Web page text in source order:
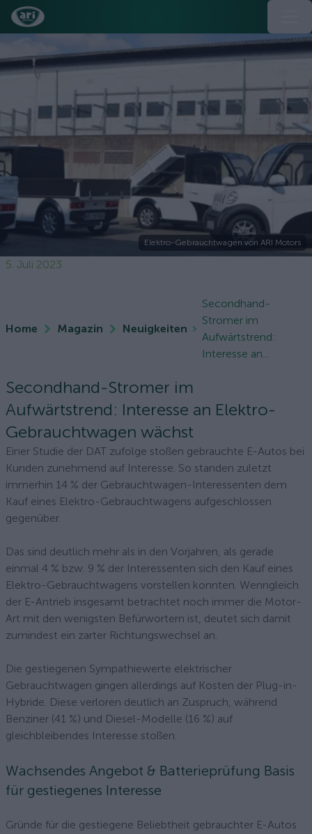
Elektro-Gebrauchtwagen von ARI Motors
5. Juli 2023
Home Magazin Neuigkeiten
Secondhand-
Stromer im
Aufwärtstrend:
Interesse an...
Secondhand-Stromer im
Aufwärtstrend: Interesse an Elektro-
Gebrauchtwagen wächst
Einer Studie der DAT zufolge stoßen gebrauchte E-Autos bei
Kunden zunehmend auf Interesse. So standen zuletzt
immerhin 14 % der Gebrauchtwagen-Interessenten dem
Kauf eines Elektro-Gebrauchtwagens aufgeschlossen
gegenüber.
Das sind deutlich mehr als in den Vorjahren, als gerade
einmal 4 % bzw. 9 % der Interessenten sich den Kauf eines
Elektro-Gebrauchtwagens vorstellen konnten. Wenngleich
der E-Antrieb insgesamt betrachtet noch immer die Motor-
Art mit den wenigsten Befürwortern ist, deutet sich damit
zumindest ein zarter Richtungswechsel an.
Die gestiegenen Sympathiewerte elektrischer
Gebrauchtwagen gingen allerdings auf Kosten der Plug-in-
Hybride. Diese verloren deutlich an Zuspruch, während
Benziner (41 %) und Diesel-Modelle (16 %) auf
gleichbleibendes Interesse stoßen.
Wachsendes Angebot & Batterieprüfung Basis
für gestiegenes Interesse
Gründe für die gestiegene Beliebtheit gebrauchter E-Autos